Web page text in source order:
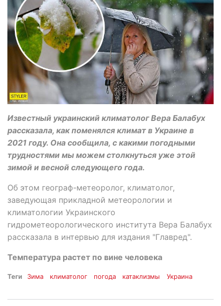
Известный украинский климатолог Вера Балабух
рассказала, как поменялся климат в Украине в
2021 году. Она сообщила, с какими погодными
трудностями мы можем столкнуться уже этой
зимой и весной следующего года.
Об этом географ-метеоролог, климатолог,
заведующая прикладной метеорологии и
климатологии Украинского
гидрометеорологического института Вера Балабух
рассказала в интервью для издания "Главред".
Температура растет по вине человека
Теги Зима климатолог погода катаклизмы Украина